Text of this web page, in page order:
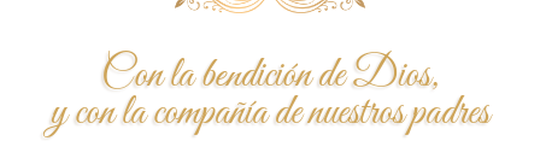
Con la bendición de Dios,
y con la compañía de nuestros padres